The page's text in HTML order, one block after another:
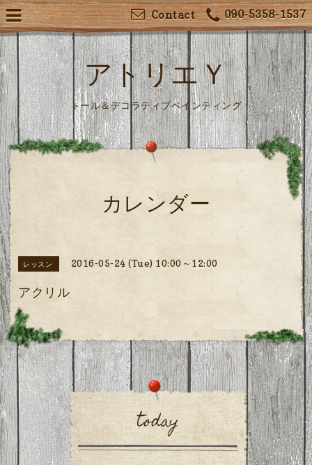
090-5358-1537
Contact
アトリエＹ
トール＆デコラティブペインティング
カレンダー
レッスン 2016-05-24 (Tue) 10:00～12:00
アクリル
today